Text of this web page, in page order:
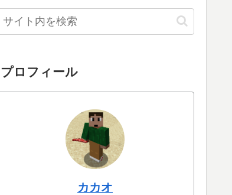
プロフィール
カカオ